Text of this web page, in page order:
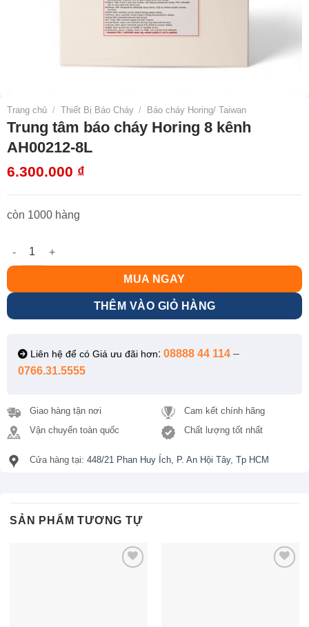
Trang chủ / Thiết Bị Báo Cháy / Báo cháy Horing/ Taiwan
Trung tâm báo cháy Horing 8 kênh
AH00212-8L
6.300.000 ₫
còn 1000 hàng
Trung tâm báo cháy Horing 8 kênh AH00212-8L số lượng
MUA NGAY
THÊM VÀO GIỎ HÀNG
Liên hệ để có Giá ưu đãi hơn: 08888 44 114 –
0766.31.5555
Giao hàng tận nơi
Vận chuyển toàn quốc
Cam kết chính hãng
Chất lượng tốt nhất
Cửa hàng tại: 448/21 Phan Huy Ích, P. An Hội Tây, Tp HCM
SẢN PHẨM TƯƠNG TỰ